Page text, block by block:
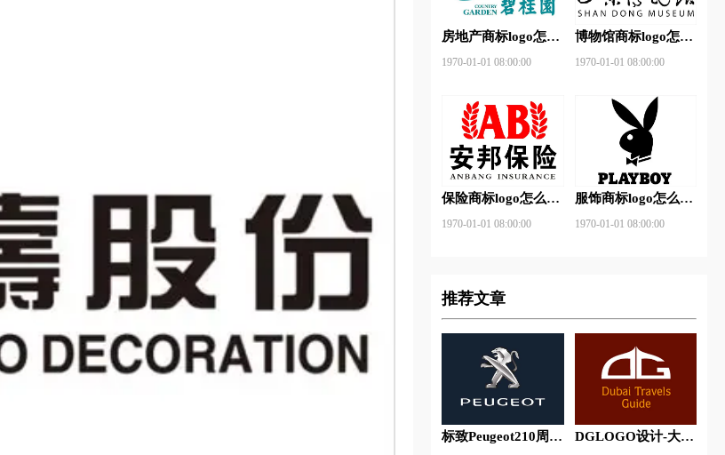
房地产商标logo怎么
地品牌logo设计
1970-01-01 08:00:00
博物馆商标logo怎么
首都博物馆品牌logo
1970-01-01 08:00:00
保险商标logo怎么
保险品牌logo设计
1970-01-01 08:00:00
服饰商标logo怎么
品牌logo设计
1970-01-01 08:00:00
推荐文章
标致Peugeot210周年
DGLOGO设计-大观